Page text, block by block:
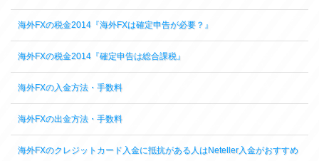
海外FXの税金2014『海外FXは確定申告が必要？』
海外FXの税金2014『確定申告は総合課税』
海外FXの入金方法・手数料
海外FXの出金方法・手数料
海外FXのクレジットカード入金に抵抗がある人はNeteller入金がおすすめ